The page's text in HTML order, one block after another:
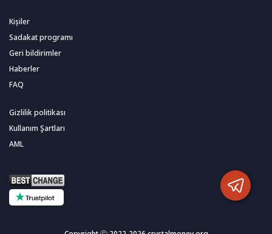
Kişiler
Sadakat programı
Geri bildirimler
Haberler
FAQ
Gizlilik politikası
Kullanım Şartları
AML